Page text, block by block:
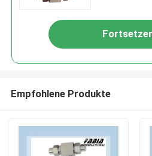
Empfohlene Produkte